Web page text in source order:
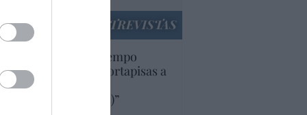
ENTREVISTAS
lleva mucho tiempo
aranceles y cortapisas a
y compañías
(y europeas)”